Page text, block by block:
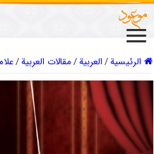
الرئيسية/العربیة/مقالات العربیة/